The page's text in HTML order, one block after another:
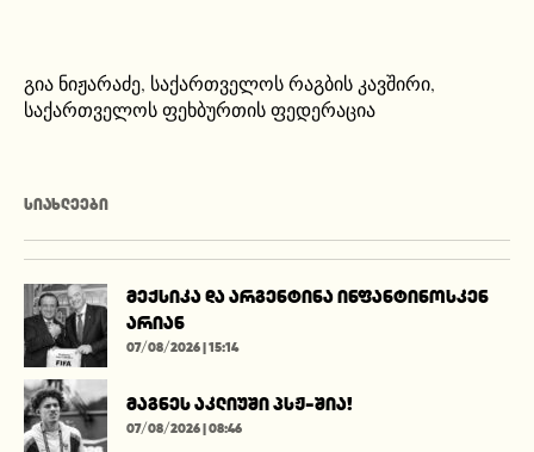
გია ნიჟარაძე, საქართველოს რაგბის კავშირი,
საქართველოს ფეხბურთის ფედერაცია
ᲡᲘᲐᲮᲚᲔᲔᲑᲘ
მექსიკა და არგენტინა ინფანტინოსკენ
არიან
07/08/2026 | 15:14
მაგნეს აკლიუში პსჟ-შია!
07/08/2026 | 08:46